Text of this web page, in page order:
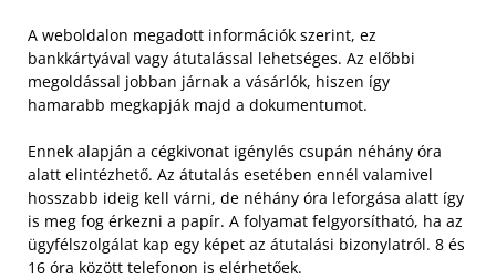
A weboldalon megadott információk szerint, ez
bankkártyával vagy átutalással lehetséges. Az előbbi
megoldással jobban járnak a vásárlók, hiszen így
hamarabb megkapják majd a dokumentumot.
Ennek alapján a cégkivonat igénylés csupán néhány óra
alatt elintézhető. Az átutalás esetében ennél valamivel
hosszabb ideig kell várni, de néhány óra leforgása alatt így
is meg fog érkezni a papír. A folyamat felgyorsítható, ha az
ügyfélszolgálat kap egy képet az átutalási bizonylatról. 8 és
16 óra között telefonon is elérhetőek.